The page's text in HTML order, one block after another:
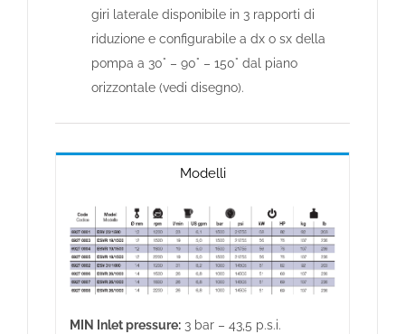
giri laterale disponibile in 3 rapporti di
riduzione e configurabile a dx o sx della
pompa a 30° – 90° – 150° dal piano
orizzontale (vedi disegno).
Modelli
MIN Inlet pressure: 3 bar – 43,5 p.s.i.